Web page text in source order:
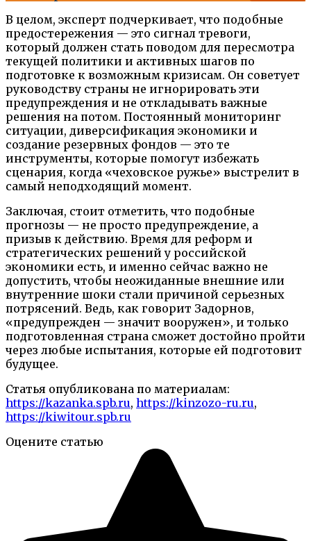
В целом, эксперт подчеркивает, что подобные
предостережения — это сигнал тревоги,
который должен стать поводом для пересмотра
текущей политики и активных шагов по
подготовке к возможным кризисам. Он советует
руководству страны не игнорировать эти
предупреждения и не откладывать важные
решения на потом. Постоянный мониторинг
ситуации, диверсификация экономики и
создание резервных фондов — это те
инструменты, которые помогут избежать
сценария, когда «чеховское ружье» выстрелит в
самый неподходящий момент.
Заключая, стоит отметить, что подобные
прогнозы — не просто предупреждение, а
призыв к действию. Время для реформ и
стратегических решений у российской
экономики есть, и именно сейчас важно не
допустить, чтобы неожиданные внешние или
внутренние шоки стали причиной серьезных
потрясений. Ведь, как говорит Задорнов,
«предупрежден — значит вооружен», и только
подготовленная страна сможет достойно пройти
через любые испытания, которые ей подготовит
будущее.
Статья опубликована по материалам:
https://kazanka.spb.ru, https://kinzozo-ru.ru,
https://kiwitour.spb.ru
Оцените статью